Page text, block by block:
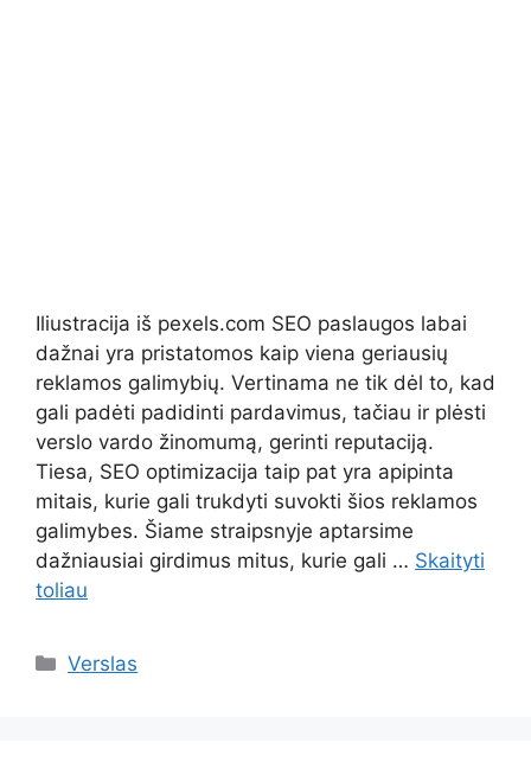
Iliustracija iš pexels.com SEO paslaugos labai
dažnai yra pristatomos kaip viena geriausių
reklamos galimybių. Vertinama ne tik dėl to, kad
gali padėti padidinti pardavimus, tačiau ir plėsti
verslo vardo žinomumą, gerinti reputaciją.
Tiesa, SEO optimizacija taip pat yra apipinta
mitais, kurie gali trukdyti suvokti šios reklamos
galimybes. Šiame straipsnyje aptarsime
dažniausiai girdimus mitus, kurie gali … Skaityti
toliau
Kategorijos
Verslas